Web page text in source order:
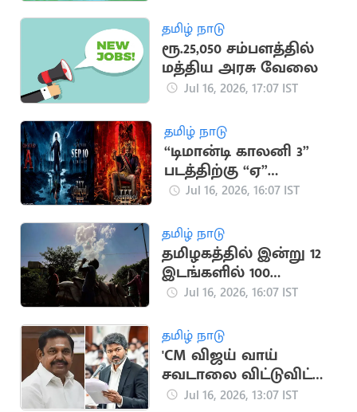
தமிழ் நாடு
ரூ.25,050 சம்பளத்தில்
மத்திய அரசு வேலை
Jul 16, 2026, 17:07 IST
தமிழ் நாடு
“டிமான்டி காலனி 3”
படத்திற்கு “ஏ”
சான்றிதழ் வழங்கிய
Jul 16, 2026, 16:07 IST
தமிழ் நாடு
தமிழகத்தில் இன்று 12
இடங்களில் 100
டிகிரியை தாண்டிய
Jul 16, 2026, 16:07 IST
தமிழ் நாடு
'CM விஜய் வாய்
சவடாலை விட்டுவிட்டு
குடிநீர் தேவையை
Jul 16, 2026, 13:07 IST